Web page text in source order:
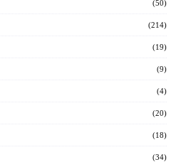
(50)
(214)
(19)
(9)
(4)
(20)
(18)
(34)